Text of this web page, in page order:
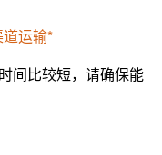
运输*
间比较短，请确保能